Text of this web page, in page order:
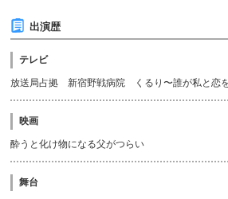
出演歴
テレビ
放送局占拠 新宿野戦病院 くるり〜誰が私と恋
映画
酔うと化け物になる父がつらい
舞台